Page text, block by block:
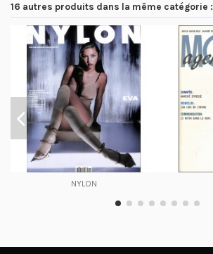
16 autres produits dans la même catégorie :
NYLON